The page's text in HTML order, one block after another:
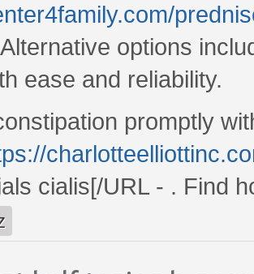
options
ease and reliability.
promptly
cialis[/URL - . Find